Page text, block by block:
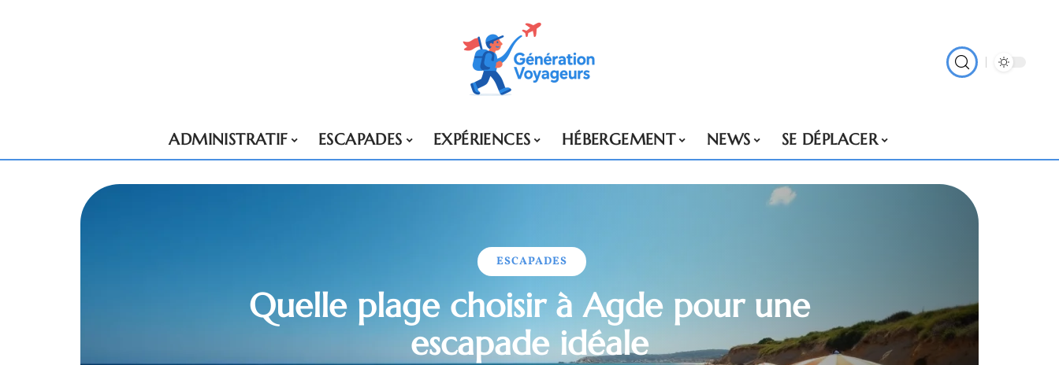
ADMINISTRATIF ESCAPADES EXPÉRIENCES HÉBERGEMENT NEWS SE DÉPLACER
ESCAPADES
Quelle plage choisir à Agde pour une
escapade idéale